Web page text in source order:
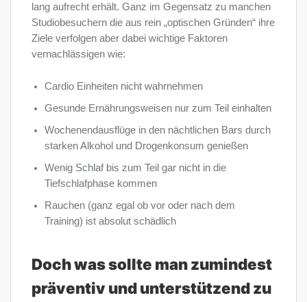
lang aufrecht erhält. Ganz im Gegensatz zu manchen
Studiobesuchern die aus rein „optischen Gründen“ ihre
Ziele verfolgen aber dabei wichtige Faktoren
vernachlässigen wie:
Cardio Einheiten nicht wahrnehmen
Gesunde Ernährungsweisen nur zum Teil einhalten
Wochenendausflüge in den nächtlichen Bars durch
starken Alkohol und Drogenkonsum genießen
Wenig Schlaf bis zum Teil gar nicht in die
Tiefschlafphase kommen
Rauchen (ganz egal ob vor oder nach dem
Training) ist absolut schädlich
Doch was sollte man zumindest
präventiv und unterstützend zu